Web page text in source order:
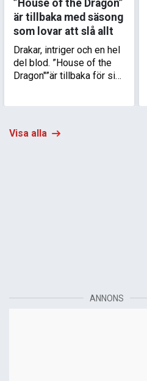
”House of the Dragon”
är tillbaka med säsong
som lovar att slå allt
Drakar, intriger och en hel
del blod. ”House of the
Dragon"”är tillbaka för sin
vanliga.
Visa alla
ANNONS